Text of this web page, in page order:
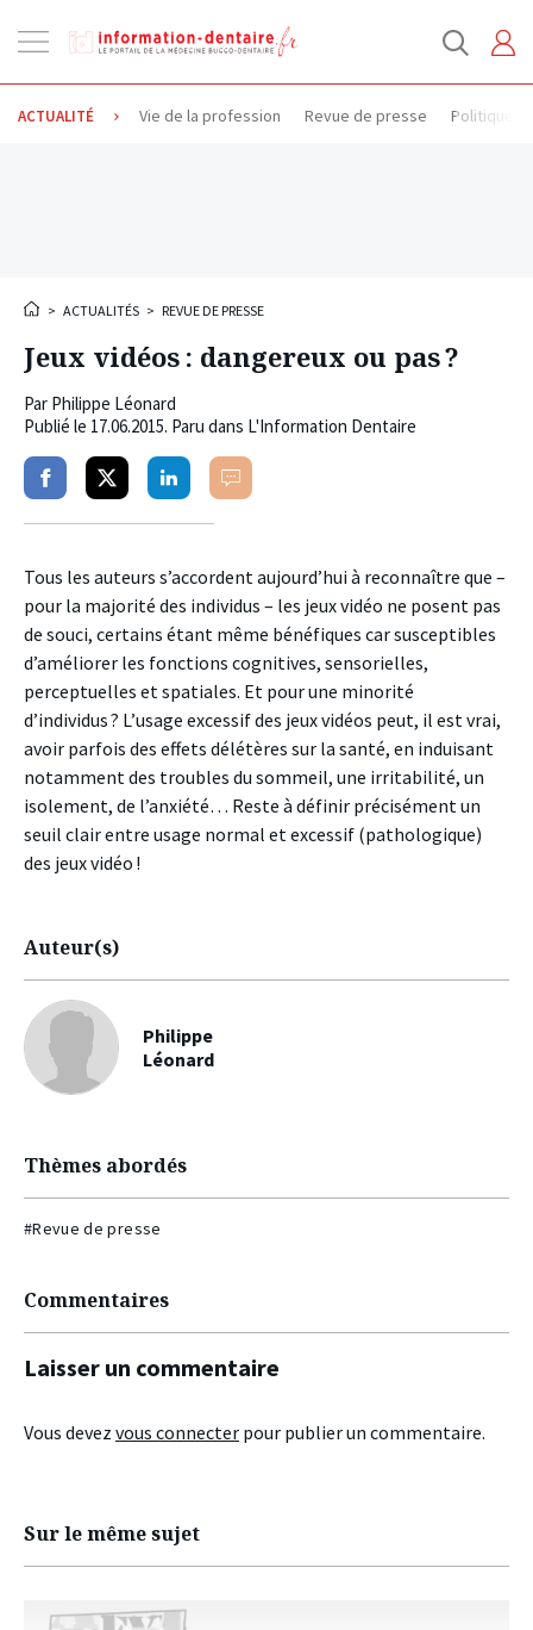
la
navigation
ACTUALITÉ Vie de la profession Revue de presse Politique
> ACTUALITÉS > REVUE DE PRESSE
Jeux vidéos : dangereux ou pas ?
Par Philippe Léonard
Publié le 17.06.2015. Paru dans L'Information Dentaire
PartagerPartagerPartagerCommenter
Tous les auteurs s’accordent aujourd’hui à reconnaître que –
pour la majorité des individus – les jeux vidéo ne posent pas
de souci, certains étant même bénéfiques car susceptibles
d’améliorer les fonctions cognitives, sensorielles,
perceptuelles et spatiales. Et pour une minorité
d’individus ? L’usage excessif des jeux vidéos peut, il est vrai,
avoir parfois des effets délétères sur la santé, en induisant
notamment des troubles du sommeil, une irritabilité, un
isolement, de l’anxiété… Reste à définir précisément un
seuil clair entre usage normal et excessif (pathologique)
des jeux vidéo !
Auteur(s)
Philippe
Léonard
Thèmes abordés
#Revue de presse
Commentaires
Laisser un commentaire
Vous devez vous connecter pour publier un commentaire.
Sur le même sujet